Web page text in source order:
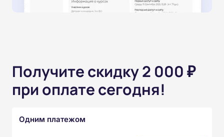
Получите скидку 2 000 ₽
при оплате сегодня!
Одним платежом